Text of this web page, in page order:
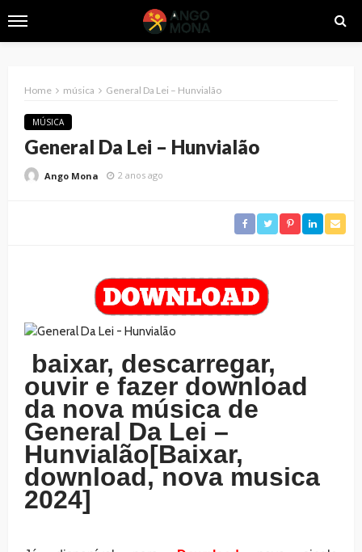
Home música General Da Lei – Hunvialão
MÚSICA
General Da Lei – Hunvialão
Ango Mona 2 anos ago
baixar, descarregar,
ouvir e fazer download
da nova música de
General Da Lei –
Hunvialão[Baixar,
download, nova musica
2024]